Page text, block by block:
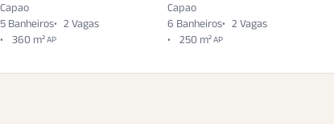
Capao
5 Banheiros
2 Vagas
360 m²AP
Capao
6 Banheiros
2 Vagas
250 m²AP